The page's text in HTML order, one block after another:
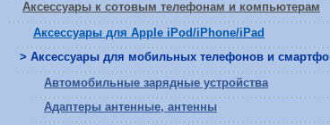
Аксессуары к сотовым телефонам и компьютерам
Аксессуары для Apple iPod/iPhone/iPad
> Аксессуары для мобильных телефонов и
Автомобильные зарядные устройства
Адаптеры антенные, антенны